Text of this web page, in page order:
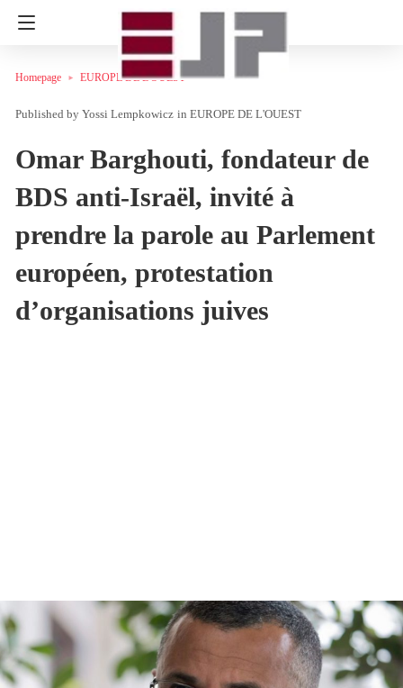
Homepage EUROPE DE L'OUEST
Yossi Lempkowicz in EUROPE DE L'OUEST
Omar Barghouti, fondateur de
BDS anti-Israël, invité à
prendre la parole au Parlement
européen, protestation
d’organisations juives